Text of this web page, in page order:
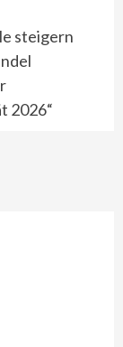
steigern
2026“